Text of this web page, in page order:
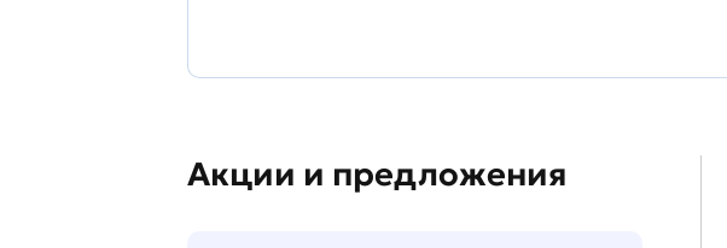
Акции и предложения